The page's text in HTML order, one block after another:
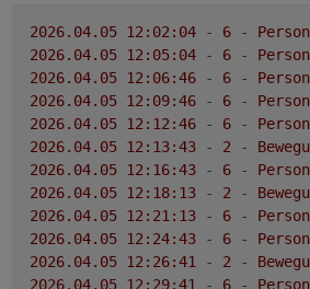
2026.04.05 12:02:04 - 6 -
Person
2026.04.05 12:05:04 - 6 -
Person
2026.04.05 12:06:46 - 6 -
Person
2026.04.05 12:09:46 - 6 -
Person
2026.04.05 12:12:46 - 6 -
Person
2026.04.05 12:13:43 - 2 -
2026.04.05 12:16:43 - 6 -
Person
2026.04.05 12:18:13 - 2 -
2026.04.05 12:21:13 - 6 -
Person
2026.04.05 12:24:43 - 6 -
Person
2026.04.05 12:26:41 - 2 -
2026.04.05 12 :29:41 - 6 - Person